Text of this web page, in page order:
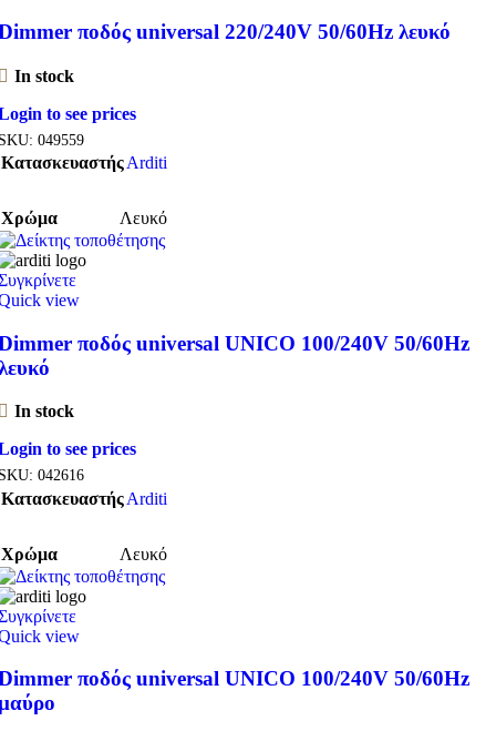
ποδός universal 220/240V 50/60Hz λευκό
In stock
to see prices
049559
ΚατασκευαστήςArditi
Χρώμα Λευκό
view
ποδός universal UNICO 100/240V 50/60Hz
In stock
to see prices
042616
ΚατασκευαστήςArditi
Χρώμα Λευκό
view
ποδός universal UNICO 100/240V 50/60Hz